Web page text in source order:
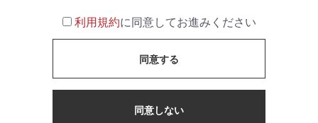
利用規約に同意してお進みください
同意する
同意しない